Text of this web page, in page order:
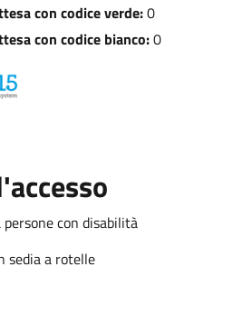
con codice verde:0
con codice bianco:0
persone con disabilità
sedia a rotelle